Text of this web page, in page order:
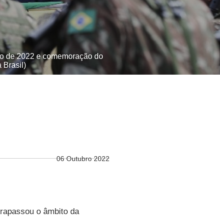
de 2022 e comemoração do
Brasil)
06 Outubro 2022
o âmbito da